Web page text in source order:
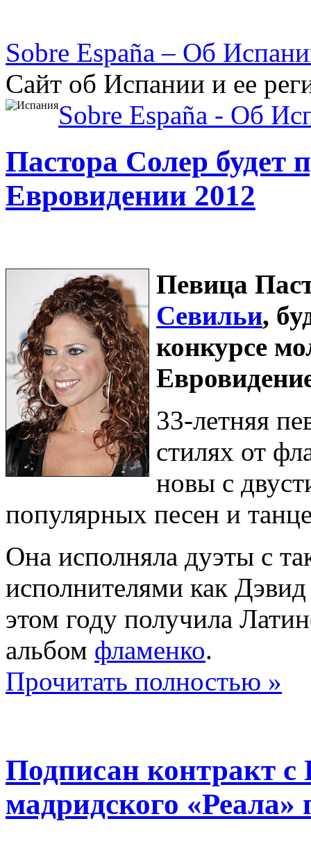
Sobre España – Об
Сайт об Испании и ее
Sobre España - Об
Пастора Солер будет
Евровидении 2012
Певица
Севильи,
конкурсе
33-летняя
стилях от
новы с
популярных песен и
Она исполняла дуэты с
исполнителями как
этом году получила
альбом фламенко.
Прочитать полностью »
Подписан контракт
мадридского «Реала»